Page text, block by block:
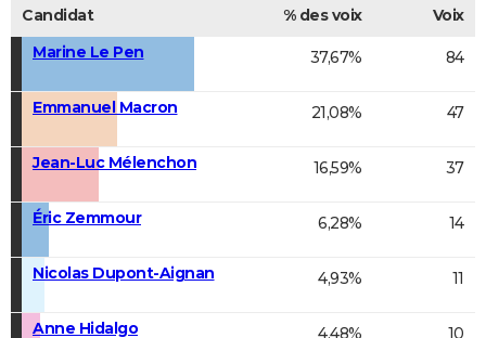
Candidat % des voix
Voix
Marine Le Pen
37,67% 84
Emmanuel Macron 21,08% 47
Jean-Luc Mélenchon 16,59% 37
Éric Zemmour 6,28% 14
Nicolas Dupont-Aignan 4,93% 11
Anne Hidalgo 4,48% 10